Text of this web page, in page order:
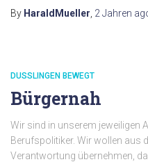
By HaraldMueller 2 Jahren
DUSSLINGEN BEWEGT
Bürgernah
Wir sind in unserem jeweiligen
Berufspolitiker. Wir wollen aus
Verantwortung übernehmen,